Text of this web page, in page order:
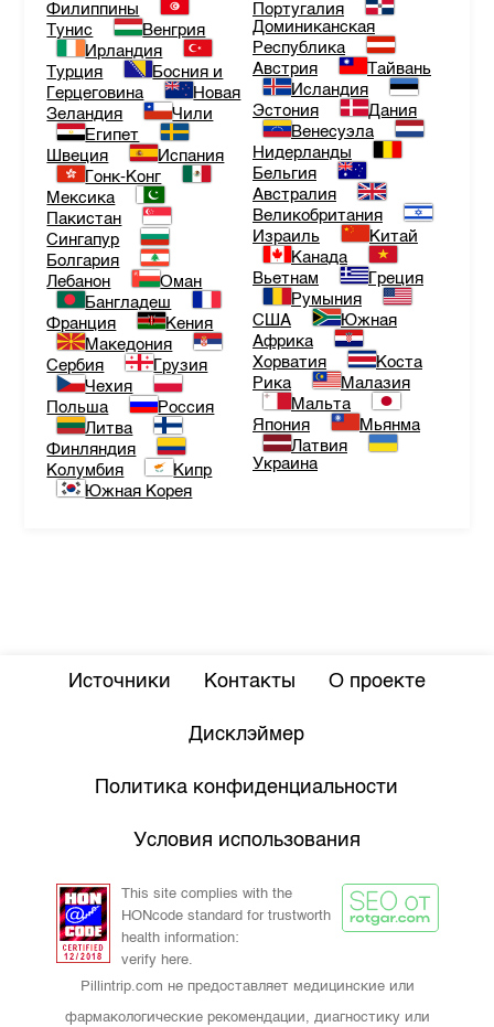
Филиппины
Тунис
Венгрия
Ирландия
Турция
Босния и
Герцеговина
Новая
Зеландия
Чили
Египет
Швеция
Испания
Гонк-Конг
Мексика
Пакистан
Сингапур
Болгария
Лебанон
Оман
Бангладеш
Франция
Кения
Македония
Сербия
Грузия
Чехия
Польша
Россия
Литва
Финляндия
Колумбия
Кипр
Южная Корея
Португалия
Доминиканская
Республика
Австрия
Тайвань
Исландия
Эстония
Дания
Венесуэла
Нидерланды
Бельгия
Австралия
Великобритания
Израиль
Китай
Канада
Вьетнам
Греция
Румыния
США
Южная
Африка
Хорватия
Коста
Рика
Малазия
Мальта
Япония
Мьянма
Латвия
Украина
Источники Контакты О проекте
Дисклэймер
Политика конфиденциальности
Условия использования
This site complies with the
HONcode standard for trustworth
health information:
verify here.
Pillintrip.com не предоставляет медицинские или
фармакологические рекомендации, диагностику или